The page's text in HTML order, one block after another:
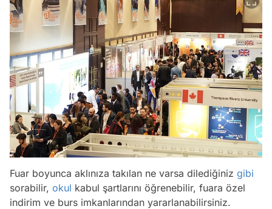
Fuar boyunca aklınıza takılan ne varsa dilediğiniz gibi
sorabilir, okul kabul şartlarını öğrenebilir, fuara özel
indirim ve burs imkanlarından yararlanabilirsiniz.